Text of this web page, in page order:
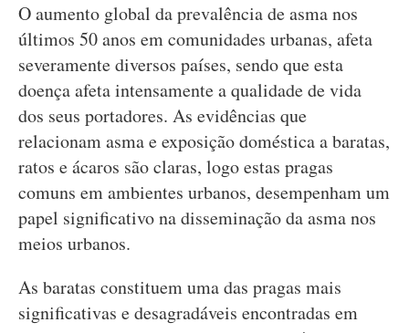
O aumento global da prevalência de asma nos
últimos 50 anos em comunidades urbanas, afeta
severamente diversos países, sendo que esta
doença afeta intensamente a qualidade de vida
dos seus portadores. As evidências que
relacionam asma e exposição doméstica a baratas,
ratos e ácaros são claras, logo estas pragas
comuns em ambientes urbanos, desempenham um
papel significativo na disseminação da asma nos
meios urbanos.
As baratas constituem uma das pragas mais
significativas e desagradáveis ​​encontradas em